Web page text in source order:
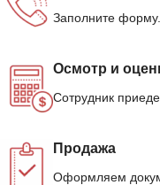
Заполните
Осмотр и
Сотрудник
Продажа
Оформляем